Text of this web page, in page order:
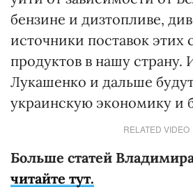
бензине и дизтопливе,
источники поставок этих
продуктов в нашу страну.
Лукашенко и дальше
украинскую экономику и
RELATED VIDEO
Больше статей
читайте тут.